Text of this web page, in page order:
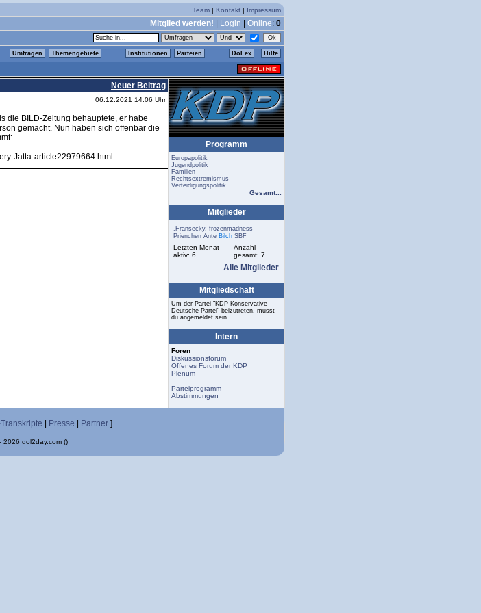
Team | Kontakt | Impressum
Mitglied werden! Login Online: 0
Umfragen Themengebiete Institutionen Parteien DoLex Hilfe
Neuer Beitrag
06.12.2021 14:06 Uhr
die BILD-Zeitung behauptete, er habe
gemacht. Nun haben sich offenbar die
Jatta-article22979664.html
Programm
Europapolitik
Jugendpolitik
Familien
Rechtsextremismus
Verteidigungspolitik
Gesamt...
Mitglieder
.Fransecky. frozenmadness
Prienchen Ante Bilch SBF_
Letzten Monat
aktiv: 6
Anzahl
gesamt: 7
Alle Mitglieder
Mitgliedschaft
Um der Partei "KDP Konservative
Deutsche Partei" beizutreten, musst
du angemeldet sein.
Intern
Foren
Diskussionsforum
Offenes Forum der KDP
Plenum
Parteiprogramm
Abstimmungen
Presse Partner ]
2026 dol2day.com ()